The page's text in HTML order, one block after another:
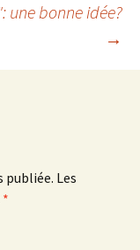
une bonne idée?
→
publiée. Les
*